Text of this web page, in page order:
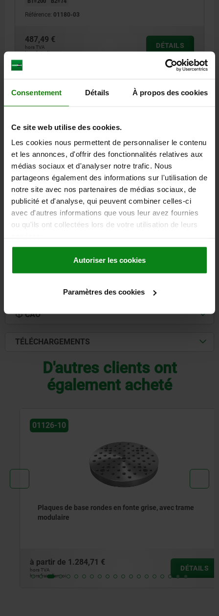
Consentement Détails À propos des cookies
Ce site web utilise des cookies.
Les cookies nous permettent de personnaliser le contenu
et les annonces, d'offrir des fonctionnalités relatives aux
médias sociaux et d'analyser notre trafic. Nous
partageons également des informations sur l'utilisation de
notre site avec nos partenaires de médias sociaux, de
publicité et d'analyse, qui peuvent combiner celles-ci
avec d'autres informations que vous leur avez fournies
ou qu'ils ont collectées lors de votre utilisation de leurs
Autoriser les cookies
Paramètres des cookies
Référence: 01180-03
487,49 €
hors TVA
hors frais d’envoi
DÉTAILS
PLAQUE DE BASE AVEC BRIDE 395X256 FONTE GRISE
LONGUEUR=395 LARGEUR=256 L1=355 L2=315
L3=75
B1=250
B2=74
Référence: 01180-04
hors frais d’envoi
CAO
TÉLÉCHARGEMENTS
D'autres clients ont
également acheté
01126-10
Plaques de base rondes en fonte grise, avec trame
modulaire
à partir de1.284,71 €
hors TVA
hors frais d’envoi
DÉTAILS